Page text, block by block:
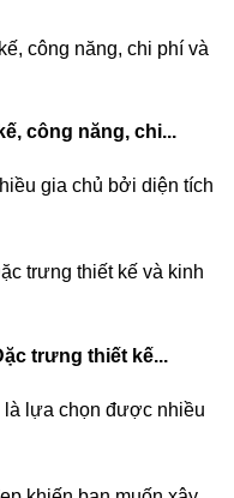
công năng, chi...
gia chủ bởi diện tích
trưng thiết kế...
là lựa chọn được nhiều